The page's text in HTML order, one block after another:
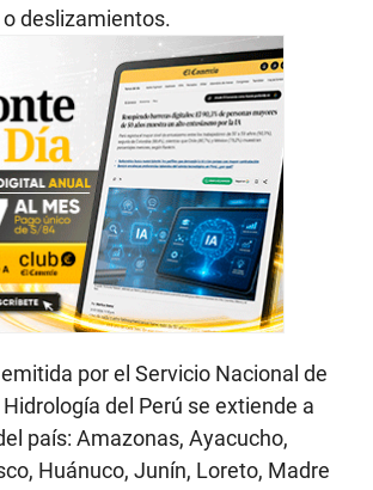
deslizamientos.
por el Servicio Nacional de
del Perú se extiende a
país: Amazonas, Ayacucho,
Huánuco, Junín, Loreto, Madre